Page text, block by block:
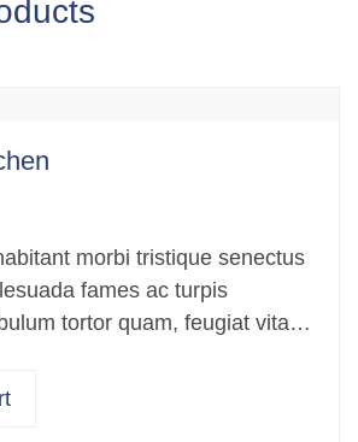
morbi tristique senectus
fames ac turpis
tortor quam, feugiat vitae,